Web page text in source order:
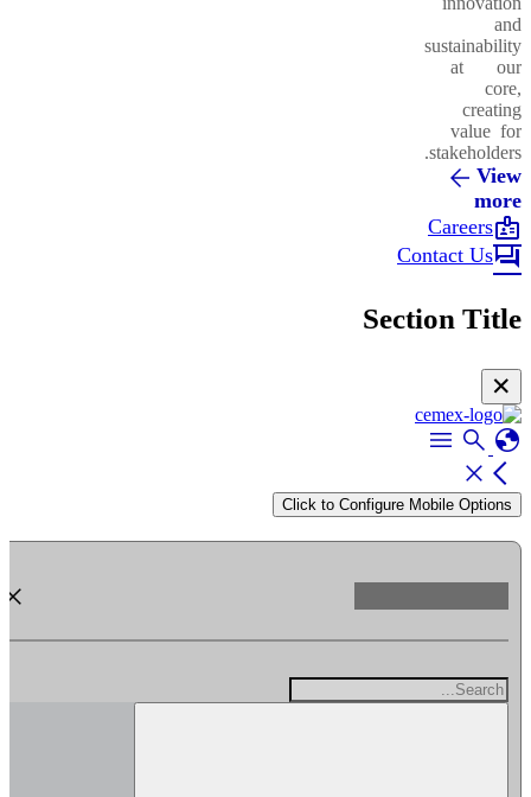
and
sustainability
at our
core,
creating
value for
stakeholders.
View
more
badge
Careers
forum
Contact Us
Section Title
✕
globe
search
menu
arrow_back_ios
close
Click to Configure Mobile Options
close